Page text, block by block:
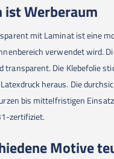
ist Werberaum
mit Laminat ist eine
verwendet wird.
transparent. Die Klebefolie
heraus. Die
bis mittelfristigen
zertifiziet.
Motive